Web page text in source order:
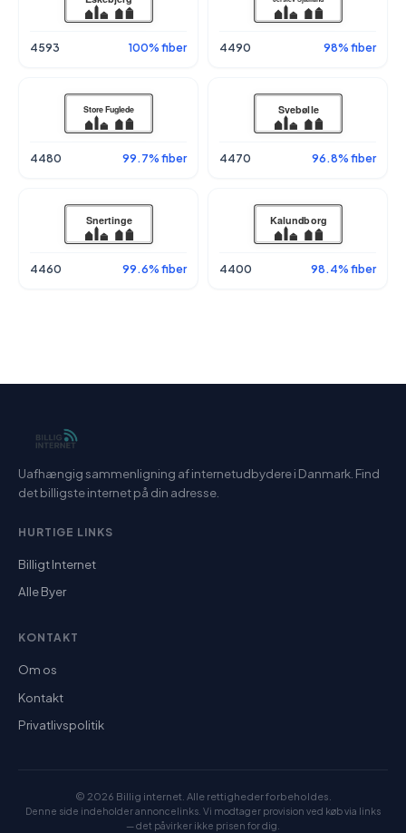
4593 100% fiber 4490 98% fiber
4480 99.7% fiber 4470 96.8% fiber
4460 99.6% fiber 4400 98.4% fiber
Uafhængig sammenligning af internetudbydere i Danmark. Find
det billigste internet på din adresse.
HURTIGE LINKS
Billigt Internet
Alle Byer
KONTAKT
Om os
Kontakt
Privatlivspolitik
© 2026 Billig internet. Alle rettigheder forbeholdes.
Denne side indeholder annoncelinks. Vi modtager provision ved køb via links
— det påvirker ikke prisen for dig.